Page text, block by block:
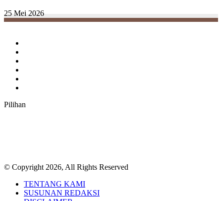
25 Mei 2026
Pilihan
© Copyright 2026, All Rights Reserved
TENTANG KAMI
SUSUNAN REDAKSI